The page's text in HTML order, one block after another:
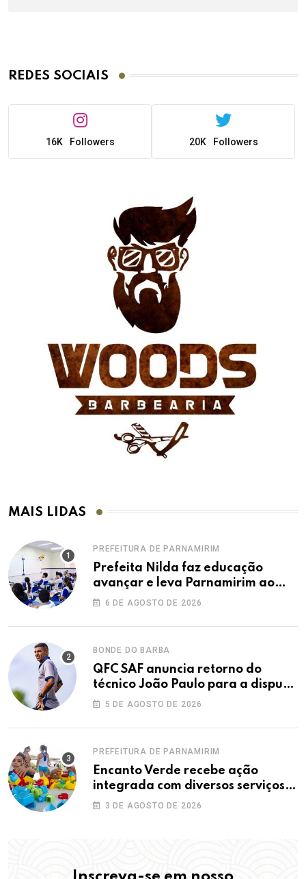
REDES SOCIAIS
16K Followers 20K Followers
MAIS LIDAS
PREFEITURA DE PARNAMIRIM
Prefeita Nilda faz educação
avançar e leva Parnamirim ao
maior IDEB da história dos anos
6 DE AGOSTO DE 2026
BONDE DO BARBA
QFC SAF anuncia retorno do
técnico João Paulo para a disputa
da elite do Campeonato Potiguar
5 DE AGOSTO DE 2026
PREFEITURA DE PARNAMIRIM
Encanto Verde recebe ação
integrada com diversos serviços
gratuitos à população
3 DE AGOSTO DE 2026